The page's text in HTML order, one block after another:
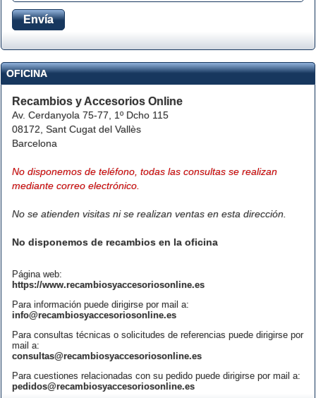
OFICINA
Recambios y Accesorios Online
Av. Cerdanyola 75-77, 1º Dcho 115
08172, Sant Cugat del Vallès
Barcelona
No disponemos de teléfono, todas las consultas se realizan
mediante correo electrónico.
No se atienden visitas ni se realizan ventas en esta dirección.
No disponemos de recambios en la oficina
Página web:
https://www.recambiosyaccesoriosonline.es
Para información puede dirigirse por mail a:
info@recambiosyaccesoriosonline.es
Para consultas técnicas o solicitudes de referencias puede dirigirse por
mail a:
consultas@recambiosyaccesoriosonline.es
Para cuestiones relacionadas con su pedido puede dirigirse por mail a:
pedidos@recambiosyaccesoriosonline.es